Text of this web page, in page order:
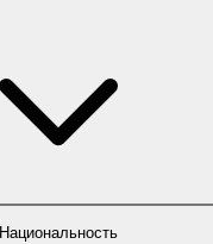
Национальность